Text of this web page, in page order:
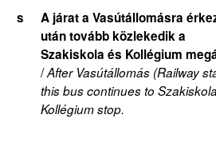
s
A járat a Vasútállomásra
után tovább közlekedik a
Szakiskola és Kollégium
/After Vasútállomás (Railway
this bus continues to
Kollégium stop.